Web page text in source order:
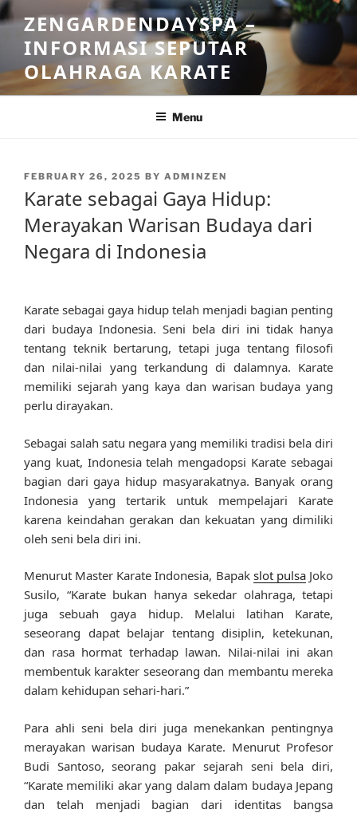
Skip
to
content
ZENGARDENDAYSPA –
INFORMASI SEPUTAR
OLAHRAGA KARATE
Menu
POSTED
FEBRUARY 26, 2025 BY ADMINZEN
Karate sebagai Gaya Hidup:
Merayakan Warisan Budaya dari
Negara di Indonesia
Karate sebagai gaya hidup telah menjadi bagian penting
dari budaya Indonesia. Seni bela diri ini tidak hanya
tentang teknik bertarung, tetapi juga tentang filosofi
dan nilai-nilai yang terkandung di dalamnya. Karate
memiliki sejarah yang kaya dan warisan budaya yang
perlu dirayakan.
Sebagai salah satu negara yang memiliki tradisi bela diri
yang kuat, Indonesia telah mengadopsi Karate sebagai
bagian dari gaya hidup masyarakatnya. Banyak orang
Indonesia yang tertarik untuk mempelajari Karate
karena keindahan gerakan dan kekuatan yang dimiliki
oleh seni bela diri ini.
Menurut Master Karate Indonesia, Bapak slot pulsaJoko
Susilo, “Karate bukan hanya sekedar olahraga, tetapi
juga sebuah gaya hidup. Melalui latihan Karate,
seseorang dapat belajar tentang disiplin, ketekunan,
dan rasa hormat terhadap lawan. Nilai-nilai ini akan
membentuk karakter seseorang dan membantu mereka
dalam kehidupan sehari-hari.”
Para ahli seni bela diri juga menekankan pentingnya
merayakan warisan budaya Karate. Menurut Profesor
Budi Santoso, seorang pakar sejarah seni bela diri,
“Karate memiliki akar yang dalam dalam budaya Jepang
dan telah menjadi bagian dari identitas bangsa